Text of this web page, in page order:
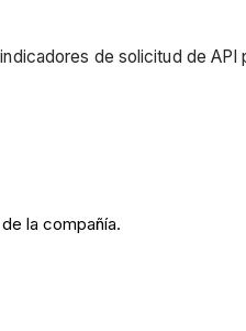
de solicitud de
la compañía.